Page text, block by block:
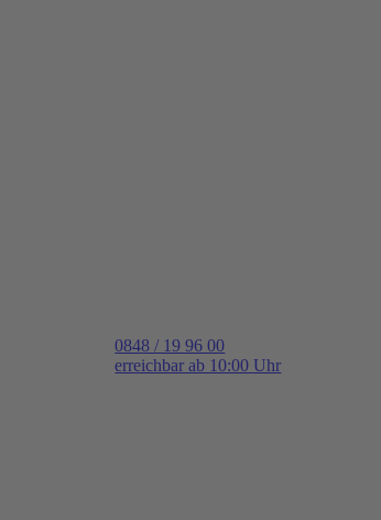
0848 / 19 96 00
erreichbar ab 10:00 Uhr